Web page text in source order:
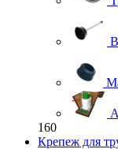
160
Крепеж для